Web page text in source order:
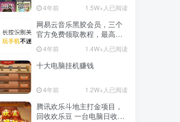
4年前 1.5W+人已阅读
网易云音乐黑胶会员，三个
官方免费领取教程，最高可
领1年
4年前 1.4W+人已阅读
十大电脑挂机赚钱
4年前 1.2W+人已阅读
腾讯欢乐斗地主打金项目，
回收欢乐豆 一台电脑日收益